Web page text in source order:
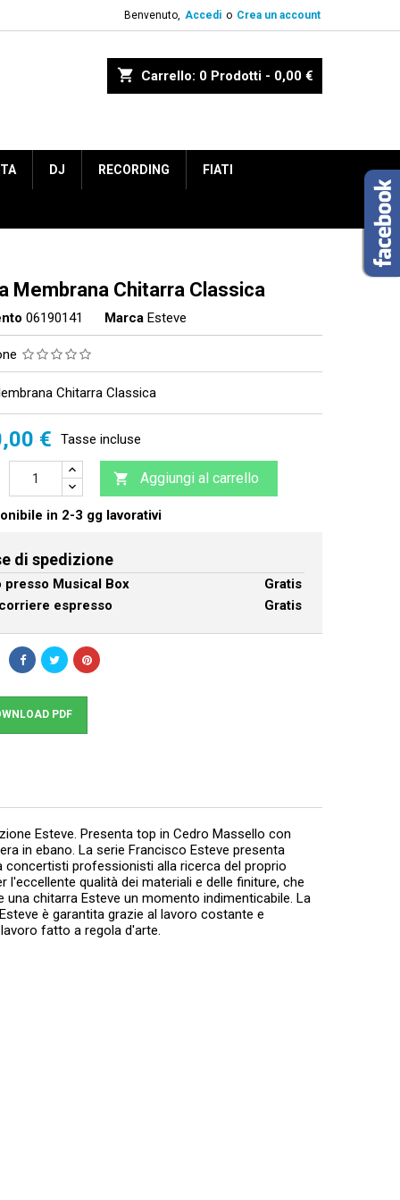
Benvenuto, Accedi o Crea un account
shopping_cart Carrello: 0 Prodotti - 0,00 €
DJ RECORDING FIATI
Membrana Chitarra Classica
06190141 Marca Esteve
Chitarra Classica
€ Tasse incluse
 Aggiungi al carrello
in 2-3 gg lavorativi
di spedizione
presso Musical Box
Gratis
espresso
Gratis
PDF
Esteve. Presenta top in Cedro Massello con
in ebano. La serie Francisco Esteve presenta
professionisti alla ricerca del proprio
qualità dei materiali e delle finiture, che
chitarra Esteve un momento indimenticabile. La
è garantita grazie al lavoro costante e
fatto a regola d'arte.